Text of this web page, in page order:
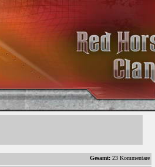
Gesamt:23 Kommentare